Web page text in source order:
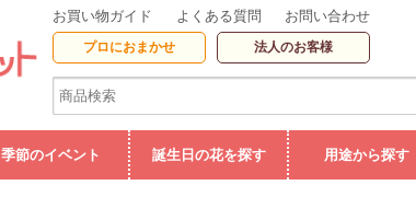
お買い物ガイド よくある質問 お問い合わせ
プロにおまかせ 法人のお客様
季節のイベント 誕生日の花を探す 用途から探す